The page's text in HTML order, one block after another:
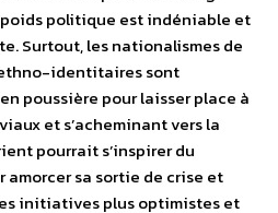
politique est indéniable et
Surtout, les nationalismes de
identitaires sont
poussière pour laisser place à
et s’acheminant vers la
pourrait s’inspirer du
sa sortie de crise et
initiatives plus optimistes et